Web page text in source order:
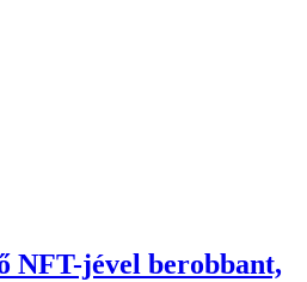
NFT-jével berobbant,